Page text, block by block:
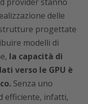
delle
progettate
modelli di
la capacità di
verso le GPU è
Senza uno
efficiente, infatti,